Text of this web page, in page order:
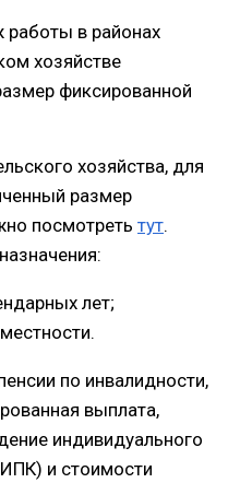
работы в районах
хозяйстве
фиксированной
хозяйства, для
размер
посмотреть тут.
лет;
по инвалидности,
выплата,
индивидуального
и стоимости